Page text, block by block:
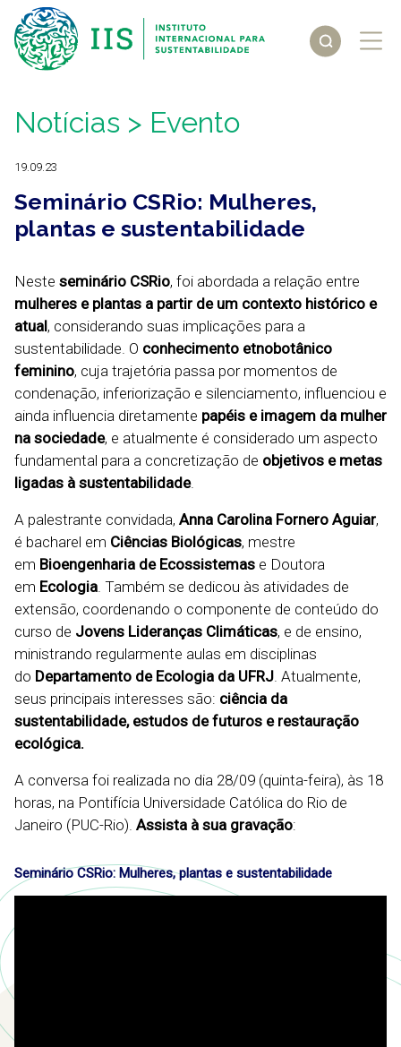
Notícias > Evento
19.09.23
Seminário CSRio: Mulheres,
plantas e sustentabilidade
Neste seminário CSRio, foi abordada a relação entre
mulheres e plantas a partir de um contexto histórico e
atual, considerando suas implicações para a
sustentabilidade. O conhecimento etnobotânico
feminino, cuja trajetória passa por momentos de
condenação, inferiorização e silenciamento, influenciou e
ainda influencia diretamente papéis e imagem da mulher
na sociedade, e atualmente é considerado um aspecto
fundamental para a concretização de objetivos e metas
ligadas à sustentabilidade.
A palestrante convidada, Anna Carolina Fornero Aguiar,
é bacharel em Ciências Biológicas, mestre
em Bioengenharia de Ecossistemas e Doutora
em Ecologia. Também se dedicou às atividades de
extensão, coordenando o componente de conteúdo do
curso de Jovens Lideranças Climáticas, e de ensino,
ministrando regularmente aulas em disciplinas
do Departamento de Ecologia da UFRJ. Atualmente,
seus principais interesses são: ciência da
sustentabilidade, estudos de futuros e restauração
ecológica.
A conversa foi realizada no dia 28/09 (quinta-feira), às 18
horas, na Pontifícia Universidade Católica do Rio de
Janeiro (PUC-Rio). Assista à sua gravação:
Seminário CSRio: Mulheres, plantas e sustentabilidade